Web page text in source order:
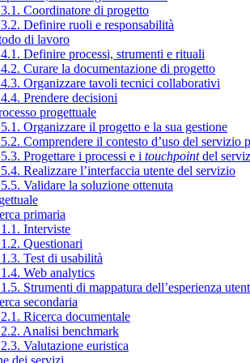
Coordinatore di progetto
Definire ruoli e responsabilità
di lavoro
Definire processi, strumenti e rituali
Curare la documentazione di progetto
Organizzare tavoli tecnici collaborativi
Prendere decisioni
progettuale
Organizzare il progetto e la sua gestione
Comprendere il contesto d’uso del servizio
Progettare i processi e i touchpointdel
Realizzare l’interfaccia utente del servizio
Validare la soluzione ottenuta
primaria
Interviste
Questionari
Test di usabilità
Web analytics
Strumenti di mappatura dell’esperienza
secondaria
Ricerca documentale
Analisi benchmark
Valutazione euristica
dei servizi